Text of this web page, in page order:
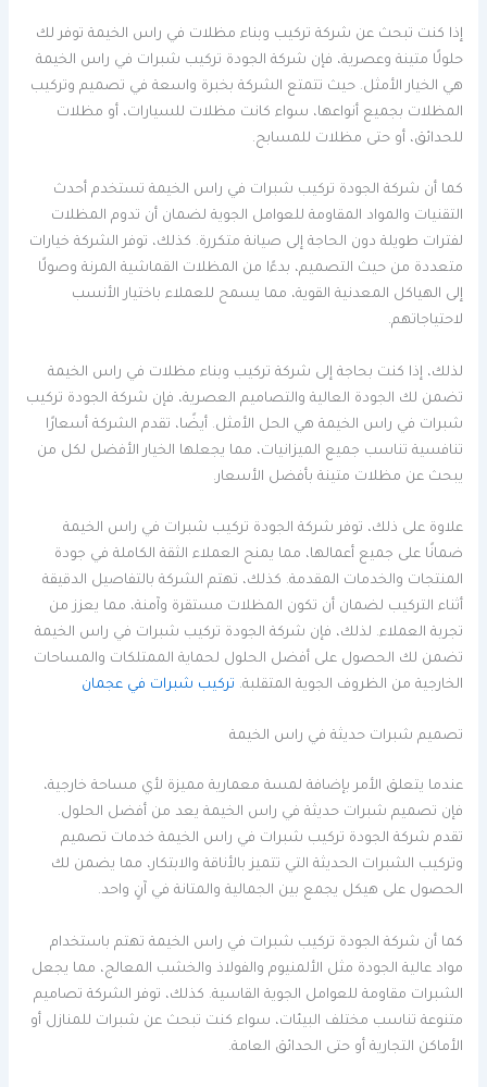
إذا كنت تبحث عن شركة تركيب وبناء مظلات في راس الخيمة توفر لك
حلولًا متينة وعصرية، فإن شركة الجودة تركيب شبرات في راس الخيمة
هي الخيار الأمثل. حيث تتمتع الشركة بخبرة واسعة في تصميم وتركيب
المظلات بجميع أنواعها، سواء كانت مظلات للسيارات، أو مظلات
للحدائق، أو حتى مظلات للمسابح.
كما أن شركة الجودة تركيب شبرات في راس الخيمة تستخدم أحدث
التقنيات والمواد المقاومة للعوامل الجوية لضمان أن تدوم المظلات
لفترات طويلة دون الحاجة إلى صيانة متكررة. كذلك، توفر الشركة خيارات
متعددة من حيث التصميم، بدءًا من المظلات القماشية المرنة وصولًا
إلى الهياكل المعدنية القوية، مما يسمح للعملاء باختيار الأنسب
لاحتياجاتهم.
لذلك، إذا كنت بحاجة إلى شركة تركيب وبناء مظلات في راس الخيمة
تضمن لك الجودة العالية والتصاميم العصرية، فإن شركة الجودة تركيب
شبرات في راس الخيمة هي الحل الأمثل. أيضًا، تقدم الشركة أسعارًا
تنافسية تناسب جميع الميزانيات، مما يجعلها الخيار الأفضل لكل من
يبحث عن مظلات متينة بأفضل الأسعار.
علاوة على ذلك، توفر شركة الجودة تركيب شبرات في راس الخيمة
ضمانًا على جميع أعمالها، مما يمنح العملاء الثقة الكاملة في جودة
المنتجات والخدمات المقدمة. كذلك، تهتم الشركة بالتفاصيل الدقيقة
أثناء التركيب لضمان أن تكون المظلات مستقرة وآمنة، مما يعزز من
تجربة العملاء. لذلك، فإن شركة الجودة تركيب شبرات في راس الخيمة
تضمن لك الحصول على أفضل الحلول لحماية الممتلكات والمساحات
الخارجية من الظروف الجوية المتقلبة. تركيب شبرات في عجمان
تصميم شبرات حديثة في راس الخيمة
عندما يتعلق الأمر بإضافة لمسة معمارية مميزة لأي مساحة خارجية،
فإن تصميم شبرات حديثة في راس الخيمة يعد من أفضل الحلول.
تقدم شركة الجودة تركيب شبرات في راس الخيمة خدمات تصميم
وتركيب الشبرات الحديثة التي تتميز بالأناقة والابتكار، مما يضمن لك
الحصول على هيكل يجمع بين الجمالية والمتانة في آنٍ واحد.
كما أن شركة الجودة تركيب شبرات في راس الخيمة تهتم باستخدام
مواد عالية الجودة مثل الألمنيوم والفولاذ والخشب المعالج، مما يجعل
الشبرات مقاومة للعوامل الجوية القاسية. كذلك، توفر الشركة تصاميم
متنوعة تناسب مختلف البيئات، سواء كنت تبحث عن شبرات للمنازل أو
الأماكن التجارية أو حتى الحدائق العامة.